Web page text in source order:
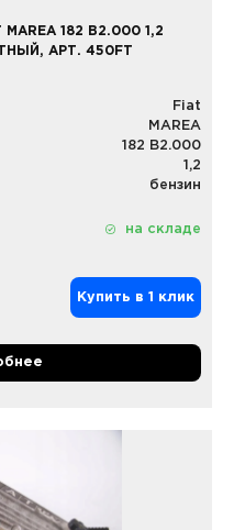
182 B2.000 1,2
АРТ. 450FT
Fiat
MAREA
182 B2.000
1,2
бензин
на складе
Купить в 1 клик